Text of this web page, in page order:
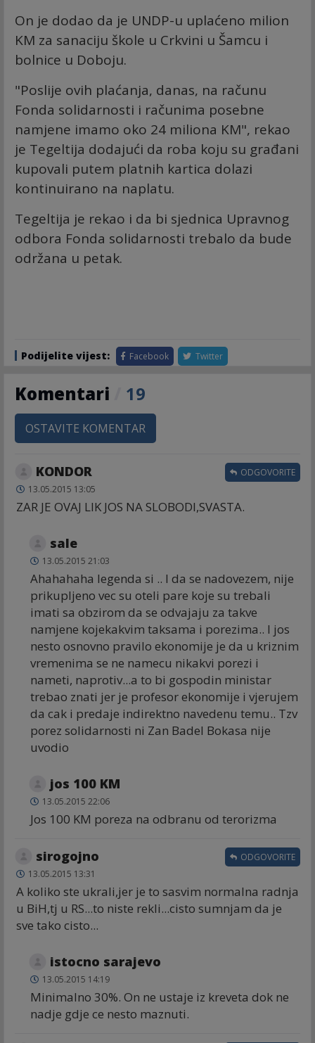
On je dodao da je UNDP-u uplaćeno milion
KM za sanaciju škole u Crkvini u Šamcu i
bolnice u Doboju.
"Poslije ovih plaćanja, danas, na računu
Fonda solidarnosti i računima posebne
namjene imamo oko 24 miliona KM", rekao
je Tegeltija dodajući da roba koju su građani
kupovali putem platnih kartica dolazi
kontinuirano na naplatu.
Tegeltija je rekao i da bi sjednica Upravnog
odbora Fonda solidarnosti trebalo da bude
održana u petak.
Podijelite vijest: Facebook Twitter
Komentari 19
OSTAVITE KOMENTAR
KONDOR
13.05.2015 13:05
ZAR JE OVAJ LIK JOS NA SLOBODI,SVASTA.
ODGOVORITE
sale
13.05.2015 21:03
Ahahahaha legenda si .. I da se nadovezem, nije
prikupljeno vec su oteli pare koje su trebali
imati sa obzirom da se odvajaju za takve
namjene kojekakvim taksama i porezima.. I jos
nesto osnovno pravilo ekonomije je da u kriznim
vremenima se ne namecu nikakvi porezi i
nameti, naprotiv...a to bi gospodin ministar
trebao znati jer je profesor ekonomije i vjerujem
da cak i predaje indirektno navedenu temu.. Tzv
porez solidarnosti ni Zan Badel Bokasa nije
uvodio
jos 100 KM
13.05.2015 22:06
Jos 100 KM poreza na odbranu od terorizma
sirogojno
13.05.2015 13:31
A koliko ste ukrali,jer je to sasvim normalna radnja
u BiH,tj u RS...to niste rekli...cisto sumnjam da je
sve tako cisto...
ODGOVORITE
istocno sarajevo
13.05.2015 14:19
Minimalno 30%. On ne ustaje iz kreveta dok ne
nadje gdje ce nesto maznuti.